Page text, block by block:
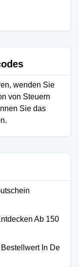
wenden Sie
von Steuern
Sie das
Ab 150
In De